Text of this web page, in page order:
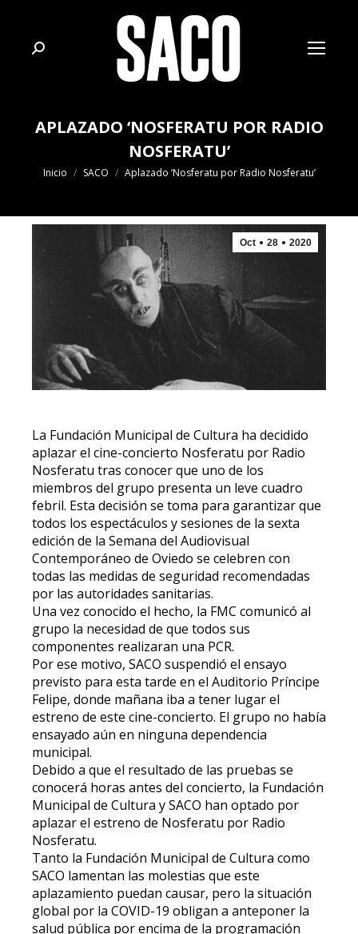
Buscar:
APLAZADO ‘NOSFERATU POR RADIO
NOSFERATU’
Estás aquí:
Inicio SACO Aplazado ‘Nosferatu por Radio Nosferatu’
Oct 28 2020
La Fundación Municipal de Cultura ha decidido
aplazar el cine-concierto Nosferatu por Radio
Nosferatu tras conocer que uno de los
miembros del grupo presenta un leve cuadro
febril. Esta decisión se toma para garantizar que
todos los espectáculos y sesiones de la sexta
edición de la Semana del Audiovisual
Contemporáneo de Oviedo se celebren con
todas las medidas de seguridad recomendadas
por las autoridades sanitarias.
Una vez conocido el hecho, la FMC comunicó al
grupo la necesidad de que todos sus
componentes realizaran una PCR.
Por ese motivo, SACO suspendió el ensayo
previsto para esta tarde en el Auditorio Príncipe
Felipe, donde mañana iba a tener lugar el
estreno de este cine-concierto. El grupo no había
ensayado aún en ninguna dependencia
municipal.
Debido a que el resultado de las pruebas se
conocerá horas antes del concierto, la Fundación
Municipal de Cultura y SACO han optado por
aplazar el estreno de Nosferatu por Radio
Nosferatu.
Tanto la Fundación Municipal de Cultura como
SACO lamentan las molestias que este
aplazamiento puedan causar, pero la situación
global por la COVID-19 obligan a anteponer la
salud pública por encima de la programación